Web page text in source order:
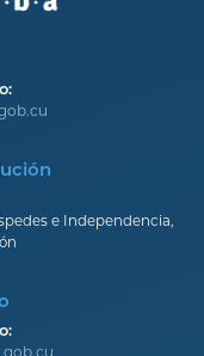
e Independencia,